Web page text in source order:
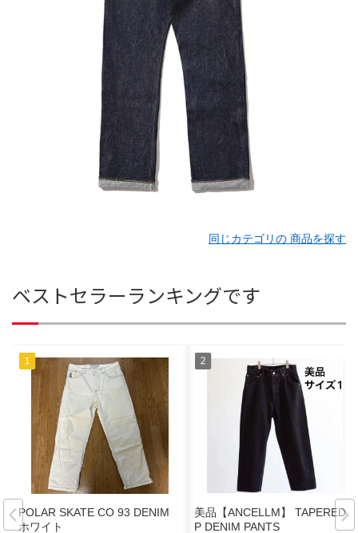
同じカテゴリの 商品を探す
ベストセラーランキングです
POLAR SKATE CO 93 DENIM
ホワイト
美品【ANCELLM】 TAPERED 5
P DENIM PANTS